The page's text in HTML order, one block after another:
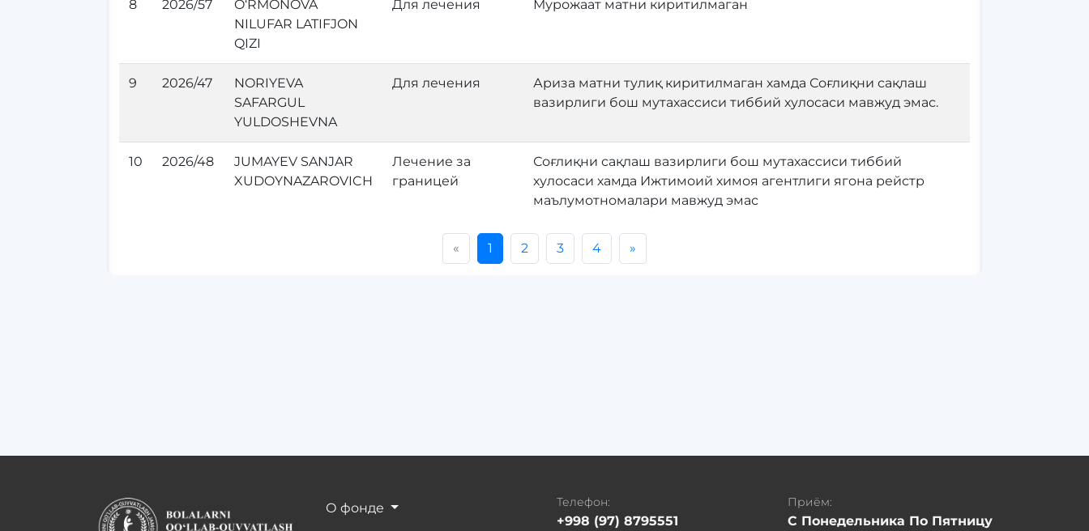
8 2026/57
O‘RMONOVA
NILUFAR LATIFJON
QIZI
Для лечения Мурожаат матни киритилмаган
9 2026/47
NORIYEVA
SAFARGUL
YULDOSHEVNA
Для лечения
Ариза матни тулиқ киритилмаган хамда Соғлиқни сақлаш
вазирлиги бош мутахассиси тиббий хулосаси мавжуд эмас.
10 2026/48
JUMAYEV SANJAR
XUDOYNAZAROVICH
Лечение за
границей
Соғлиқни сақлаш вазирлиги бош мутахассиси тиббий
хулосаси хамда Ижтимоий химоя агентлиги ягона рейстр
маълумотномалари мавжуд эмас
« 1 2 3 4 »
О фонде Телефон:
+998 (97) 8795551
Приём:
С Понедельника По Пятницу